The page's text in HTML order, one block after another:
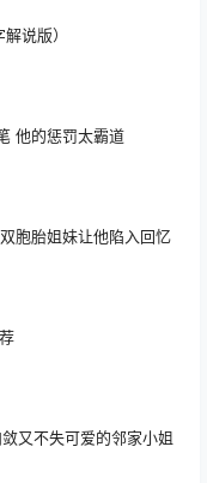
说版）
他的惩罚太霸道
胞胎姐妹让他陷入回忆
又不失可爱的邻家小姐